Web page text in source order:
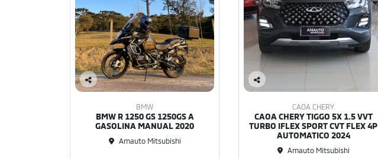
Co
BMW
BMW R 1250 GS 1250GS A
GASOLINA MANUAL 2020
Amauto Mitsubishi
Co
ilh
CAOA CHERY
CAOA CHERY TIGGO 5X 1.5 VVT
TURBO IFLEX SPORT CVT FLEX 4P
AUTOMATICO 2024
Amauto Mitsubishi